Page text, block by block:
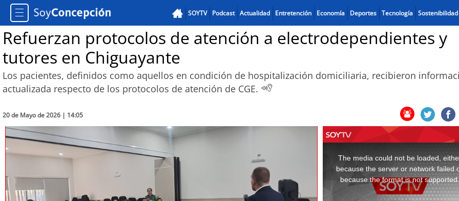
SOYTV Podcast Actualidad Entretención Economía Deportes Tecnología Sostenibilidad
Refuerzan protocolos de atención a electrodependientes y
tutores en Chiguayante
Los pacientes, definidos como aquellos en condición de hospitalización domiciliaria, recibieron
actualizada respecto de los protocolos de atención de CGE.
20 de Mayo de 2026 | 14:05
window.
The media could not be loaded,
because the server or network failed
because the format is not supported.